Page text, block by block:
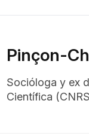
Pinçon-
Socióloga y ex
Científica